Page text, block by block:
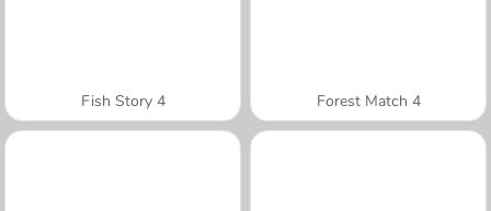
Fish Story 4 Forest Match 4